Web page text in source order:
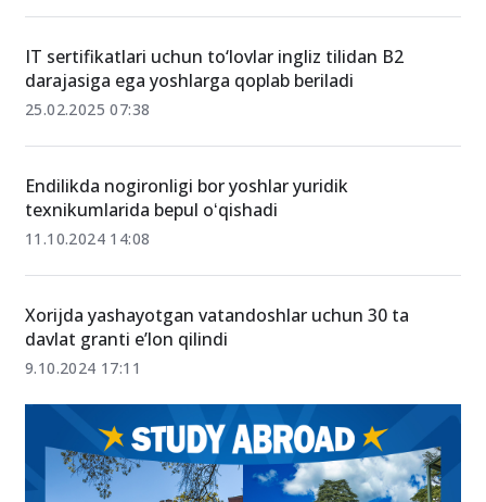
IT sertifikatlari uchun to‘lovlar ingliz tilidan B2
darajasiga ega yoshlarga qoplab beriladi
25.02.2025 07:38
Endilikda nogironligi bor yoshlar yuridik
texnikumlarida bepul oʻqishadi
11.10.2024 14:08
Xorijda yashayotgan vatandoshlar uchun 30 ta
davlat granti e’lon qilindi
9.10.2024 17:11